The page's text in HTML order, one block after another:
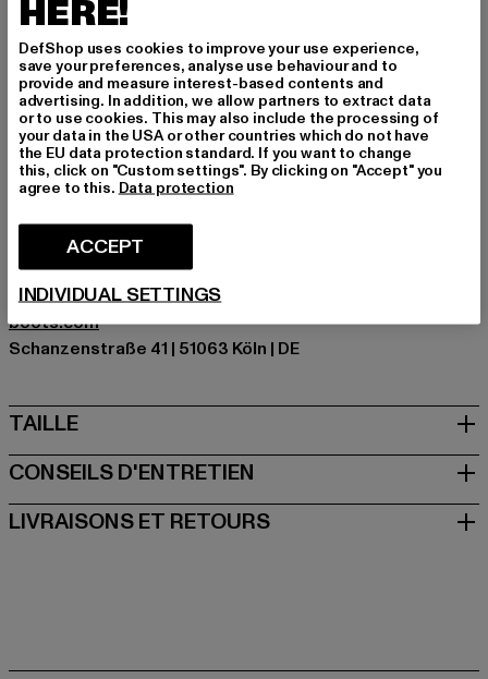
Une sneaker distinctive qui marque les esprits sans en
faire trop.
Marque: Buffalo
Catégorie: Sneakers Low
Couleur: blau
Couleur du fabricant: blue
Matériau supérieur: autre matière
Doublure: autres matières
Art.Nr: PD00016285-00064
Fabricant: Buffalo Boots GmbH |
boots.com
Schanzenstraße 41 | 51063 Köln | DE
TAILLE
CONSEILS D'ENTRETIEN
LIVRAISONS ET RETOURS
HERE!
DefShop uses cookies to improve your use experience,
save your preferences, analyse use behaviour and to
provide and measure interest-based contents and
advertising. In addition, we allow partners to extract data
or to use cookies. This may also include the processing of
your data in the USA or other countries which do not have
the EU data protection standard. If you want to change
this, click on "Custom settings". By clicking on "Accept" you
agree to this. Data protection
ACCEPT
INDIVIDUAL SETTINGS